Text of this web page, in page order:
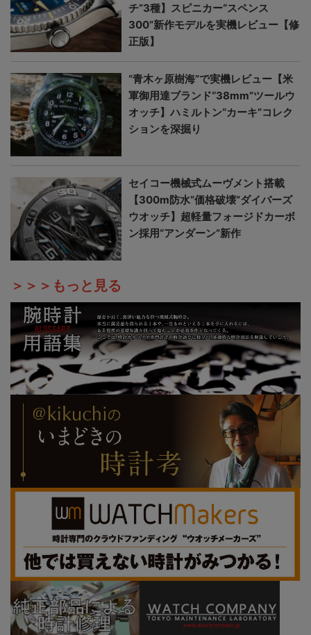
チ”3種】スピニカー“スペンス
300”新作モデルを実機レビュー【修
正版】
“青木ヶ原樹海”で実機レビュー【米
軍御用達ブランド“38mm”ツールウ
オッチ】ハミルトン“カーキ”コレク
ションを深掘り
セイコー機械式ムーヴメント搭載
【300m防水“価格破壊”ダイバーズ
ウオッチ】超軽量フォージドカーボ
ン採用“アンダーン”新作
＞＞＞もっと見る